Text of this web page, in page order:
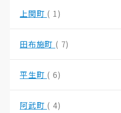
上関町 ( 1)
田布施町 ( 7)
平生町 ( 6)
阿武町 ( 4)